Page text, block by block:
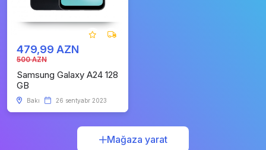
479,99 AZN
500 AZN
Samsung Galaxy A24 128
GB
Bakı 26 sentyabr 2023
Mağaza yarat